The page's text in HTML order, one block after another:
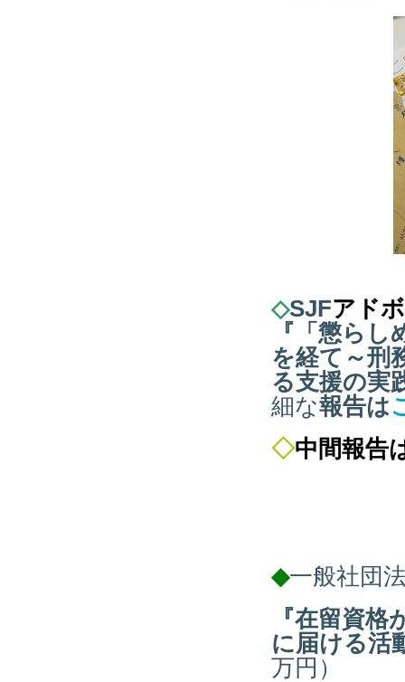
◇SJFアド
『「懲ら
を経て～刑
る支援の実
細な報告は
◇中間報告
◆一般社団
『在留資
に届ける活
万円）